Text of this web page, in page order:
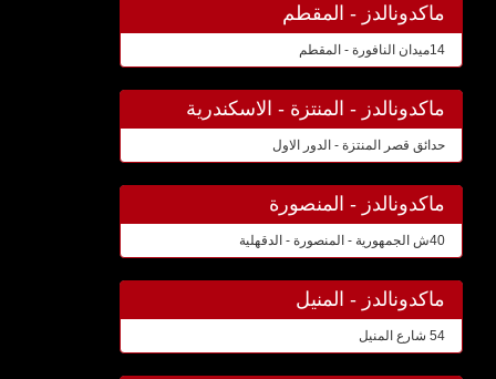
ماكدونالدز - المقطم
14ميدان النافورة - المقطم
ماكدونالدز - المنتزة - الاسكندرية
حدائق قصر المنتزة - الدور الاول
ماكدونالدز - المنصورة
40ش الجمهورية - المنصورة - الدقهلية
ماكدونالدز - المنيل
54 شارع المنيل